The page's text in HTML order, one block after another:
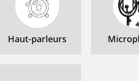
Haut-parleurs